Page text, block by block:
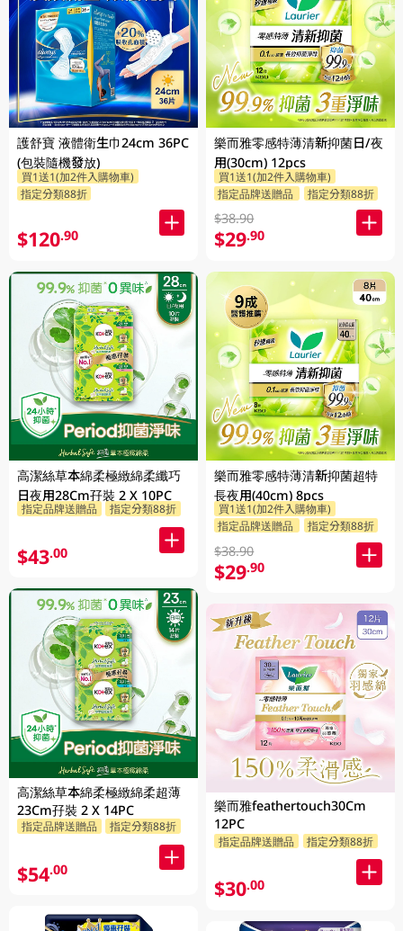
護舒寶 液體衛生巾24cm 36PC
(包裝隨機發放)
買1送1(加2件入購物車)
指定分類88折
$120.90
高潔絲草本綿柔極緻綿柔纖巧
日夜用28Cm孖裝 2 X 10PC
指定品牌送贈品 指定分類88折
$43.00
高潔絲草本綿柔極緻綿柔超薄
23Cm孖裝 2 X 14PC
指定品牌送贈品 指定分類88折
$54.00
樂而雅零感特薄清新抑菌日/夜
用(30cm) 12pcs
買1送1(加2件入購物車)
指定品牌送贈品
指定分類88折
$38.90
$29.90
樂而雅零感特薄清新抑菌超特
長夜用(40cm) 8pcs
買1送1(加2件入購物車)
指定品牌送贈品
指定分類88折
$38.90
$29.90
樂而雅feathertouch30Cm
12PC
指定品牌送贈品 指定分類88折
$30.00